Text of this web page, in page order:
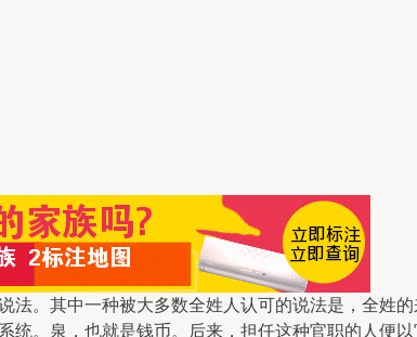
法。其中一种被大多数全姓人认可的说法是，全姓
统。泉，也就是钱币。后来，担任这种官职的人便